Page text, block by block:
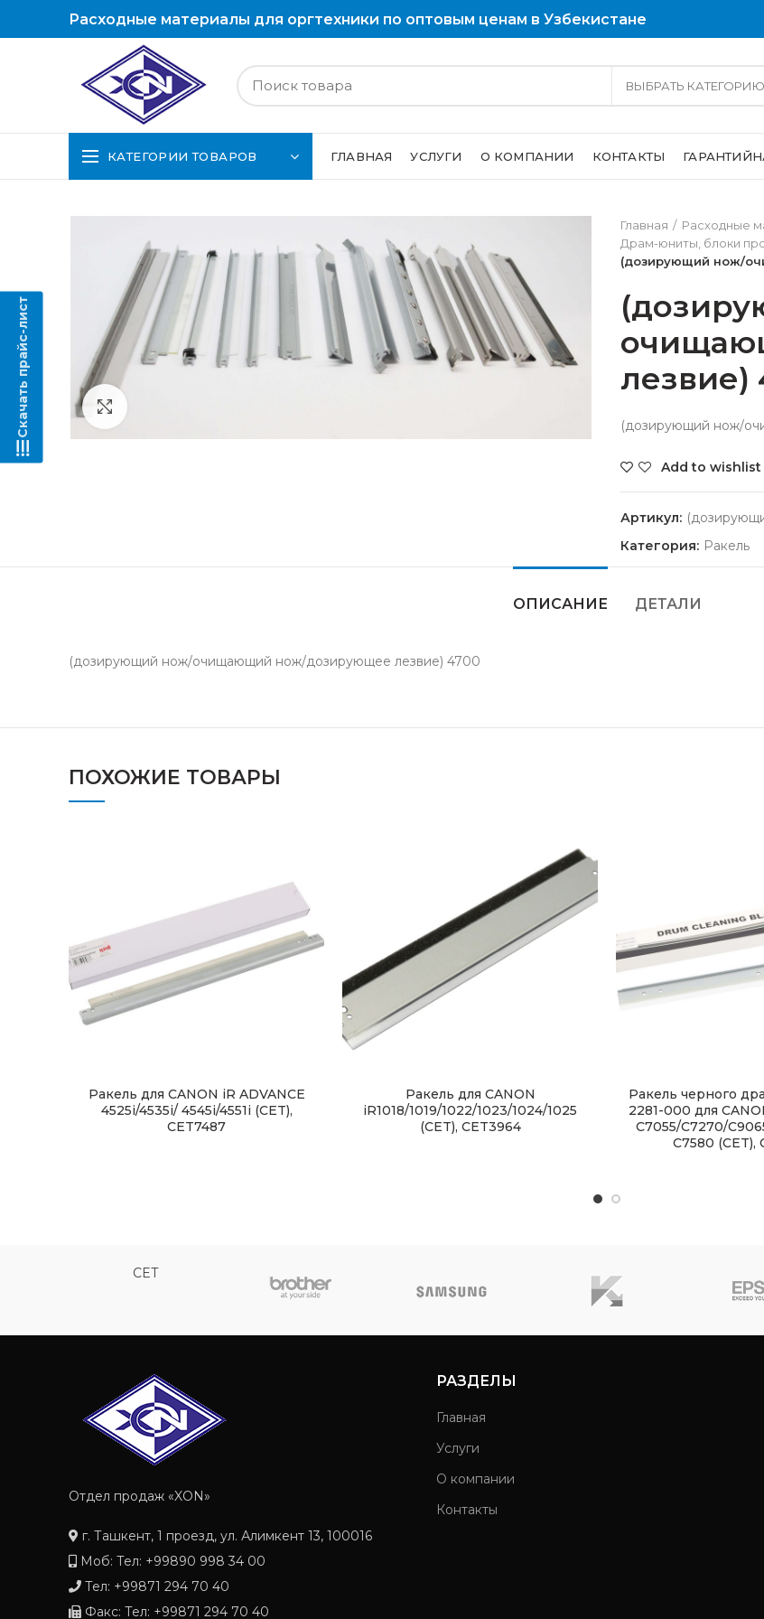
Расходные материалы для оргтехники по оптовым ценам в Узбекистане
ВЫБРАТЬ КАТЕГОРИЮ
КАТЕГОРИИ ТОВАРОВ ГЛАВНАЯ УСЛУГИ О КОМПАНИИ КОНТАКТЫ
Главная
Расходные
Драм-юниты, блоки
(дозирующий нож/
лезвие)
(дозирующий нож/
Add to wishlist
Артикул:
Категория: Ракель
ОПИСАНИЕ ДЕТАЛИ
(дозирующий нож/очищающий нож/дозирующее лезвие) 4700
ПОХОЖИЕ ТОВАРЫ
Ракель для CANON iR ADVANCE
4525i/4535i/ 4545i/4551i (CET),
CET7487
Ракель для CANON
iR1018/1019/1022/1023/1024/1025
(CET), CET3964
Ракель черного
2281-000 для
C7055/C7270/
С7580 (CET),
CET
Отдел продаж «XON»
г. Ташкент, 1 проезд, ул. Алимкент 13, 100016
Моб: Тел: +99890 998 34 00
Тел: +99871 294 70 40
Факс: Тел: +99871 294 70 40
РАЗДЕЛЫ
Главная
Услуги
О компании
Контакты
Скачать прайс-лист